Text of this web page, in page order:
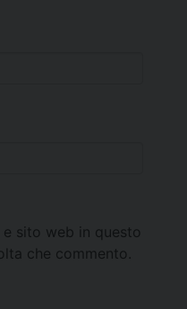
sito web in questo
che commento.